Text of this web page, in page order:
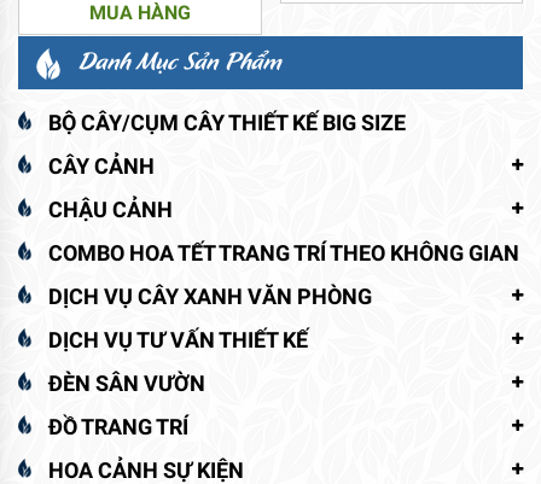
MUA HÀNG
Danh Mục Sản Phẩm
BỘ CÂY/CỤM CÂY THIẾT KẾ BIG SIZE
CÂY CẢNH
CHẬU CẢNH
COMBO HOA TẾT TRANG TRÍ THEO KHÔNG GIAN
DỊCH VỤ CÂY XANH VĂN PHÒNG
DỊCH VỤ TƯ VẤN THIẾT KẾ
ĐÈN SÂN VƯỜN
ĐỒ TRANG TRÍ
HOA CẢNH SỰ KIỆN